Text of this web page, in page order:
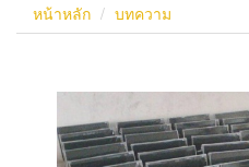
หน้าหลัก บทความ